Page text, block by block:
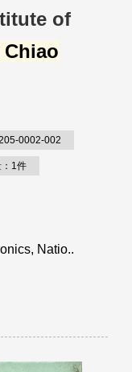
of
0002-002
1件
Natio..